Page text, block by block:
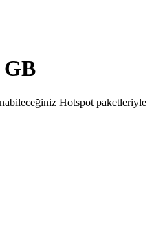
GB
Hotspot paketleriyle